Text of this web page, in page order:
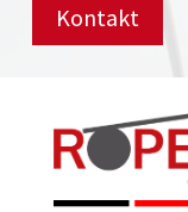
Kontakt